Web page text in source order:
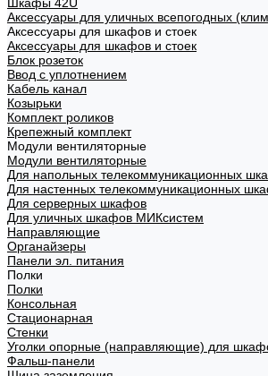
Аксессуары для уличных всепогодных
Аксессуары для шкафов и стоек
Аксессуары для шкафов и стоек
Блок розеток
Ввод с уплотнением
Кабель канал
Козырьки
Комплект роликов
Крепежный комплект
Модули вентиляторные
Модули вентиляторные
Для напольных телекоммуникационных
Для настенных телекоммуникационных
Для серверных шкафов
Для уличных шкафов МИКсистем
Направляющие
Органайзеры
Панели эл. питания
Полки
Полки
Консольная
Стационарная
Стенки
Уголки опорные (направляющие) для
Фальш-панели